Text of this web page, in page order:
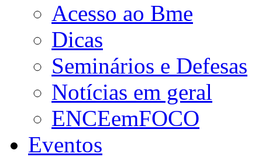
Acesso ao Bme
Dicas
Seminários e Defesas
Notícias em geral
ENCEemFOCO
Eventos